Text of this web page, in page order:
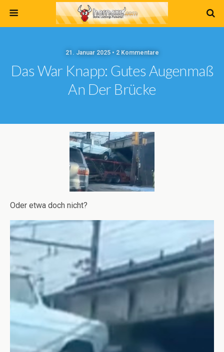
21. Januar 2025 • 2 Kommentare
Das War Knapp: Gutes Augenmaß
An Der Brücke
Oder etwa doch nicht?
Video-
Player